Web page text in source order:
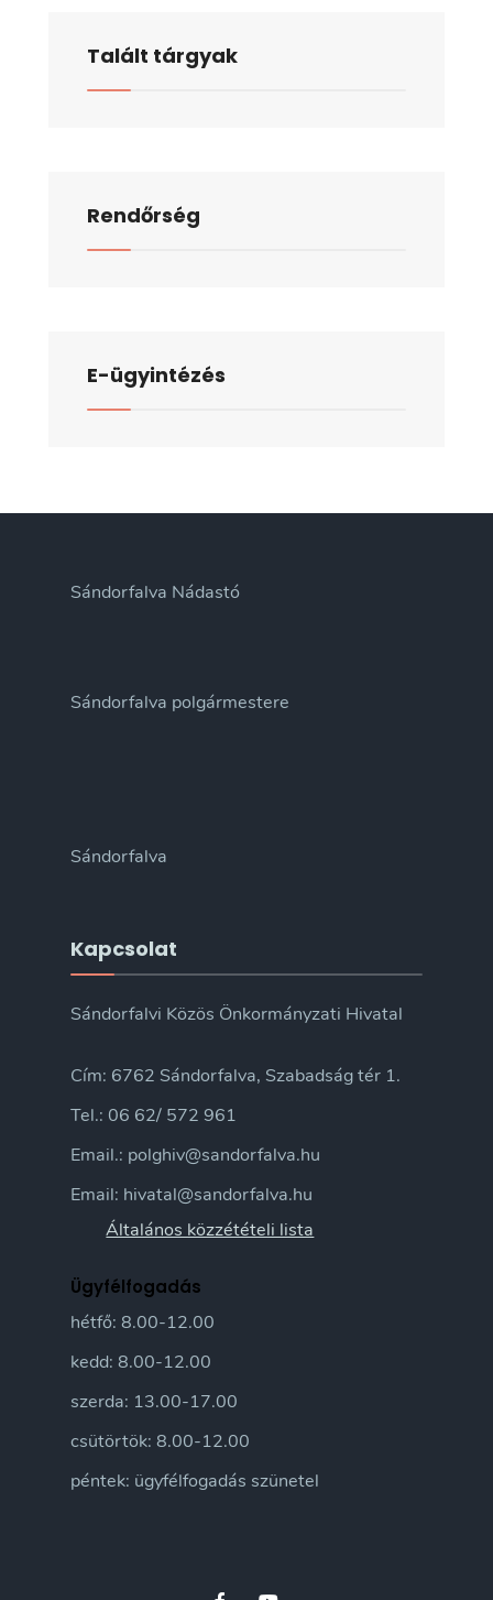
Talált tárgyak
Rendőrség
E-ügyintézés
Sándorfalva Nádastó
Sándorfalva polgármestere
Sándorfalva
Kapcsolat
Sándorfalvi Közös Önkormányzati Hivatal
Cím: 6762 Sándorfalva, Szabadság tér 1.
Tel.: 06 62/ 572 961
Email.: polghiv@sandorfalva.hu
Email: hivatal@sandorfalva.hu
Általános közzétételi lista
Ügyfélfogadás
hétfő: 8.00-12.00
kedd: 8.00-12.00
szerda: 13.00-17.00
csütörtök: 8.00-12.00
péntek: ügyfélfogadás szünetel